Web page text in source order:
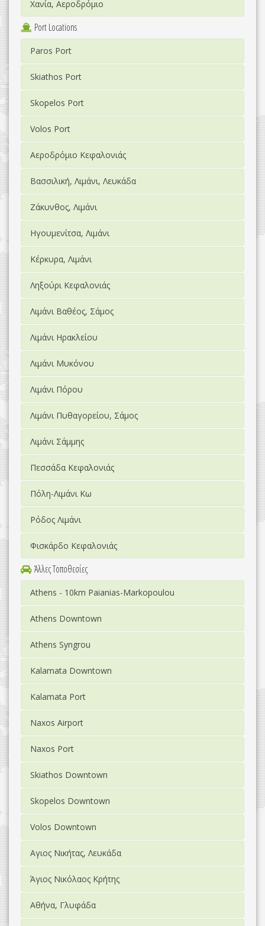
Χανία, Αεροδρόμιο
Port Locations
Paros Port
Skiathos Port
Skopelos Port
Volos Port
Αεροδρόμιο Κεφαλονιάς
Βασσιλική, Λιμάνι, Λευκάδα
Ζάκυνθος, Λιμάνι
Ηγουμενίτσα, Λιμάνι
Κέρκυρα, Λιμάνι
Ληξούρι Κεφαλονιάς
Λιμάνι Βαθέος, Σάμος
Λιμάνι Ηρακλείου
Λιμάνι Μυκόνου
Λιμάνι Πόρου
Λιμάνι Πυθαγορείου, Σάμος
Λιμάνι Σάμμης
Πεσσάδα Κεφαλονιάς
Πόλη-Λιμάνι Κω
Ρόδος Λιμάνι
Φισκάρδο Κεφαλονιάς
Άλλες Τοποθεσίες
Athens - 10km Paianias-Markopoulou
Athens Downtown
Athens Syngrou
Kalamata Downtown
Kalamata Port
Naxos Airport
Naxos Port
Skiathos Downtown
Skopelos Downtown
Volos Downtown
Αγιος Νικήτας, Λευκάδα
Άγιος Νικόλαος Κρήτης
Αθήνα, Γλυφάδα